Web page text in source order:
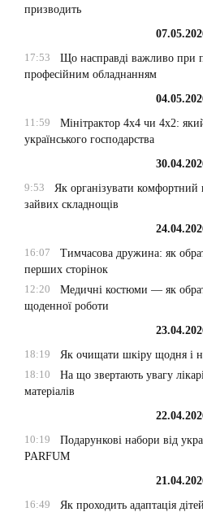
призводить
17:53
Що насправді важливо при
професійним обладнанням
11:59
Мінітрактор 4х4 чи 4х2:
українського господарства
9:53
Як організувати комфортний
зайвих складнощів
16:07
Тимчасова дружина: як
перших сторінок
12:20
Медичні костюми — як
щоденної роботи
18:19
Як очищати шкіру щодня і
18:10
На що звертають увагу
матеріалів
10:19
Подарункові набори від
PARFUM
16:49
Як проходить адаптація